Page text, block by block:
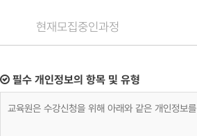
현재모집중인과정
필수 개인정보의 항목 및 유형
교육원은 수강신청을 위해 아래와 같은 개인정보